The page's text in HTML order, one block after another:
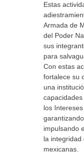
Estas
Armada de
del Poder
sus
para
Con estas
fortalece su
una
capacidades
los
impulsando
la integridad
mexicanas.